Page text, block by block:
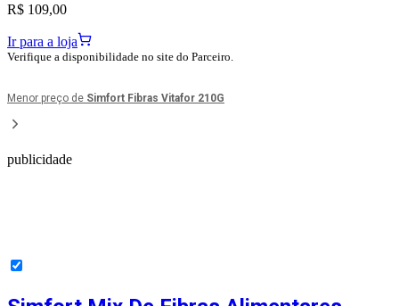
R$ 109,00
Ir para a loja
Verifique a disponibilidade no site do Parceiro.
Menor preço de Simfort Fibras Vitafor 210G
publicidade